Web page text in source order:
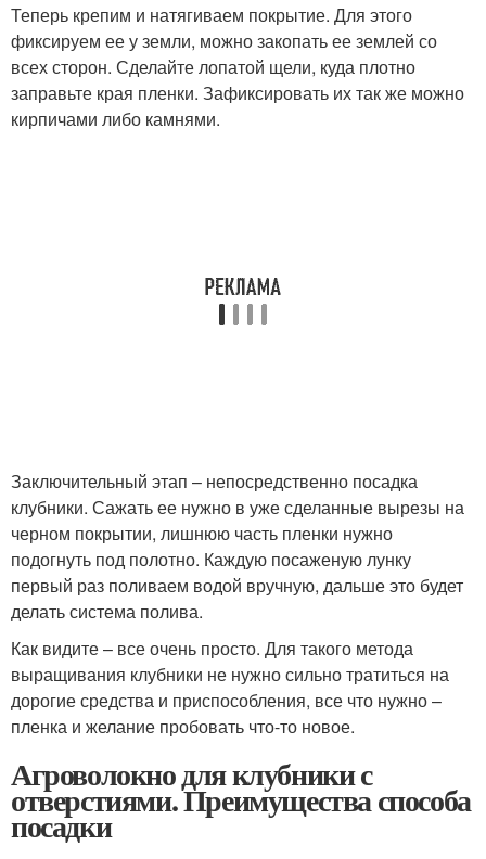
Теперь крепим и натягиваем покрытие. Для этого
фиксируем ее у земли, можно закопать ее землей со
всех сторон. Сделайте лопатой щели, куда плотно
заправьте края пленки. Зафиксировать их так же можно
кирпичами либо камнями.
Заключительный этап – непосредственно посадка
клубники. Сажать ее нужно в уже сделанные вырезы на
черном покрытии, лишнюю часть пленки нужно
подогнуть под полотно. Каждую посаженую лунку
первый раз поливаем водой вручную, дальше это будет
делать система полива.
Как видите – все очень просто. Для такого метода
выращивания клубники не нужно сильно тратиться на
дорогие средства и приспособления, все что нужно –
пленка и желание пробовать что-то новое.
Агроволокно для клубники с
отверстиями. Преимущества способа
посадки